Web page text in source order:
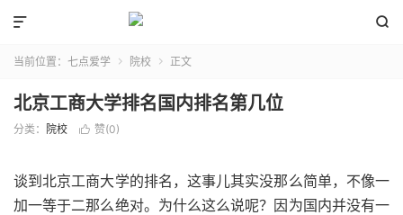


当前位置： 七点爱学  院校  正文
北京工商大学排名国内排名第几位
分类： 院校  赞(0)
谈到北京工商大学的排名，这事儿其实没那么简单，不像一
加一等于二那么绝对。为什么这么说呢？因为国内并没有一